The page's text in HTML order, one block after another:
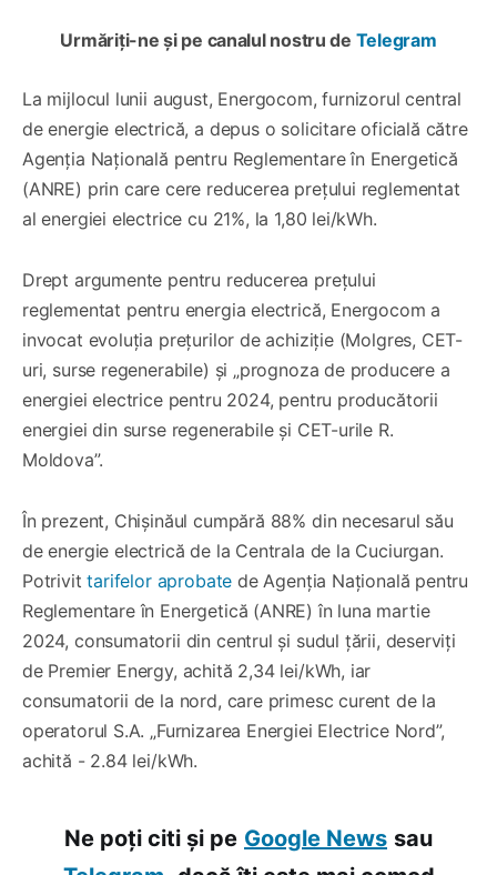
Urmăriți-ne și pe canalul nostru de Telegram
La mijlocul lunii august, Energocom, furnizorul central
de energie electrică, a depus o solicitare oficială către
Agenția Națională pentru Reglementare în Energetică
(ANRE) prin care cere reducerea prețului reglementat
al energiei electrice cu 21%, la 1,80 lei/kWh.
Drept argumente pentru reducerea prețului
reglementat pentru energia electrică, Energocom a
invocat evoluția prețurilor de achiziție (Molgres, CET-
uri, surse regenerabile) şi „prognoza de producere a
energiei electrice pentru 2024, pentru producătorii
energiei din surse regenerabile şi CET-urile R.
Moldova”.
În prezent, Chișinăul cumpără 88% din necesarul său
de energie electrică de la Centrala de la Cuciurgan.
Potrivittarifelor aprobate de Agenția Națională pentru
Reglementare în Energetică (ANRE) în luna martie
2024, consumatorii din centrul și sudul țării, deserviți
de Premier Energy, achită 2,34 lei/kWh, iar
consumatorii de la nord, care primesc curent de la
operatorul S.A. „Furnizarea Energiei Electrice Nord”,
achită - 2.84 lei/kWh.
Ne poți citi și pe Google News sau